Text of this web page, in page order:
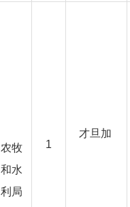
农牧
和水
利局
1
才旦加